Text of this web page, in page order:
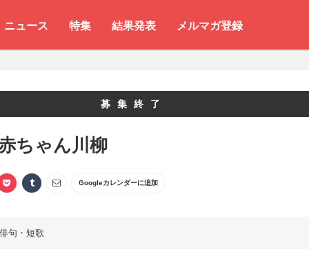
ニュース 特集 結果発表 メルマガ登録
募集終了
ちゃん川柳
Googleカレンダーに追加
句・短歌